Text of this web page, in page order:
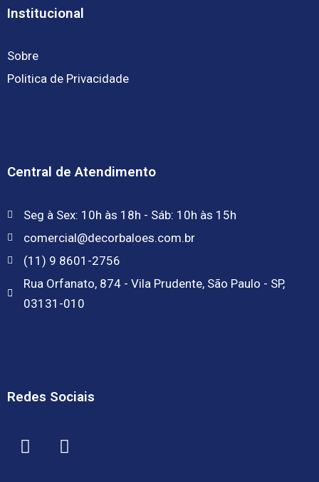
Institucional
Sobre
Politica de Privacidade
Central de Atendimento
Seg à Sex: 10h às 18h - Sáb: 10h às 15h
comercial@decorbaloes.com.br
(11) 9 8601-2756
Rua Orfanato, 874 - Vila Prudente, São Paulo - SP,
03131-010
Redes Sociais